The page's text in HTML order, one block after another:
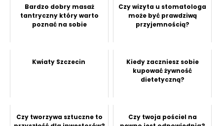
Bardzo dobry masaż
tantryczny który warto
poznać na sobie
Czy wizyta u stomatologa
może być prawdziwą
przyjemnością?
Kwiaty Szczecin
Kiedy zaczniesz sobie
kupować żywność
dietetyczną?
Czy tworzywa sztuczne to
Czy twoja pościel na